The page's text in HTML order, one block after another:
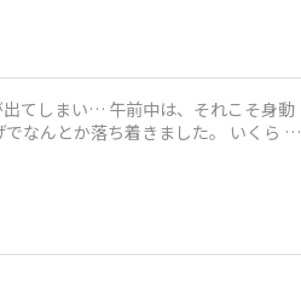
てしまい… 午前中は、それこそ身動
なんとか落ち着きました。 いくら お